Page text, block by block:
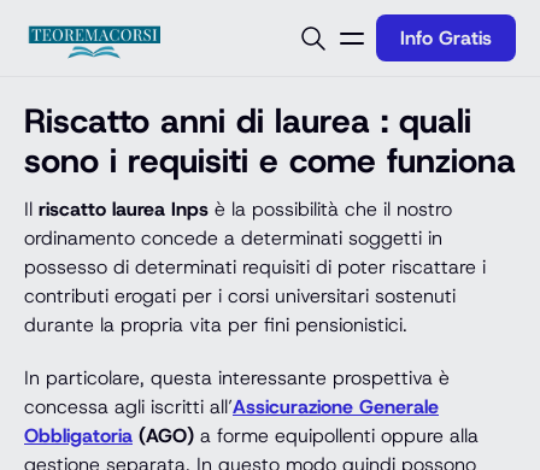
Info Gratis
Riscatto anni di laurea : quali
sono i requisiti e come funziona
Il riscatto laurea Inps è la possibilità che il nostro
ordinamento concede a determinati soggetti in
possesso di determinati requisiti di poter riscattare i
contributi erogati per i corsi universitari sostenuti
durante la propria vita per fini pensionistici.
In particolare, questa interessante prospettiva è
concessa agli iscritti all’Assicurazione Generale
Obbligatoria (AGO) a forme equipollenti oppure alla
gestione separata. In questo modo quindi possono